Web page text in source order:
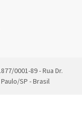
0001-89 - Rua Dr.
SP - Brasil